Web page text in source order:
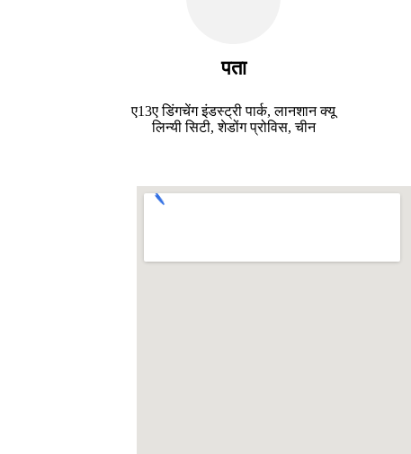
पता
ए13ए डिंगचेंग इंडस्ट्री पार्क, लानशान क्यू
लिन्यी सिटी, शेडोंग प्रोविस, चीन